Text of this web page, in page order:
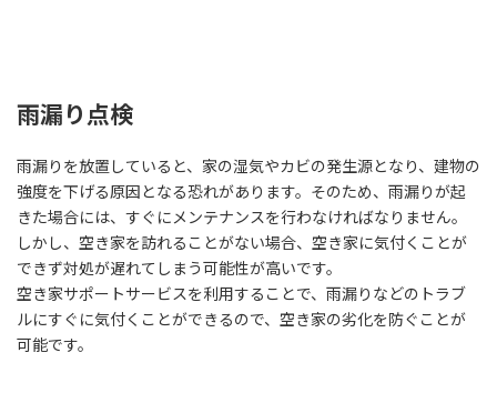
雨漏り点検
雨漏りを放置していると、家の湿気やカビの発生源となり、建物の
強度を下げる原因となる恐れがあります。そのため、雨漏りが起
きた場合には、すぐにメンテナンスを行わなければなりません。
しかし、空き家を訪れることがない場合、空き家に気付くことが
できず対処が遅れてしまう可能性が高いです。
空き家サポートサービスを利用することで、雨漏りなどのトラブ
ルにすぐに気付くことができるので、空き家の劣化を防ぐことが
可能です。